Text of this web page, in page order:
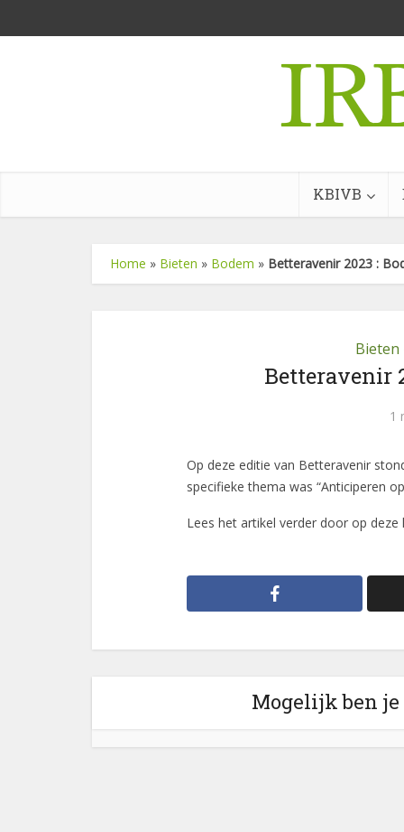
KBIVB
Home » Bieten » Bodem » Betteravenir 2023 :
Bieten
Betteravenir
1
Op deze editie van Betteravenir
specifieke thema was “Anticiperen
Lees het artikel verder door op deze
Mogelijk ben